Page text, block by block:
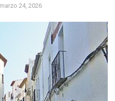
marzo 24, 2026